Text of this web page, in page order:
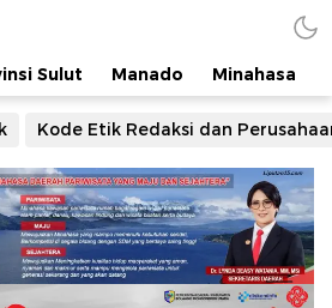
Sulut Manado Minahasa
Kode Etik Redaksi dan